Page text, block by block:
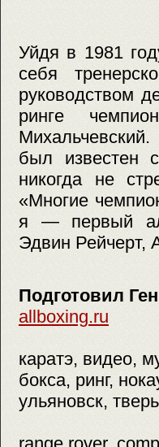
Уйдя в 1981
себя
руководством
ринге
был известен
никогда не
«Многие
я — первый
Эдвин Рейчерт,
Подготовил
allboxing.ru
каратэ, видео,
бокса, ринг,
ульяновск,